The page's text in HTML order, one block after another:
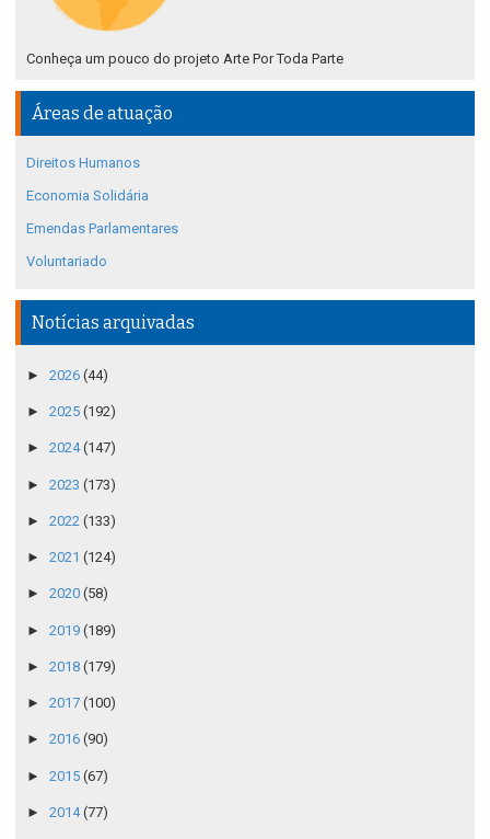
Conheça um pouco do projeto Arte Por Toda Parte
Áreas de atuação
Direitos Humanos
Economia Solidária
Emendas Parlamentares
Voluntariado
Notícias arquivadas
► 2026 (44)
► 2025 (192)
► 2024(147)
► 2023 (173)
► 2022 (133)
► 2021 (124)
► 2020 (58)
► 2019 (189)
► 2018 (179)
► 2017 (100)
► 2016 (90)
► 2015 (67)
► 2014(77)